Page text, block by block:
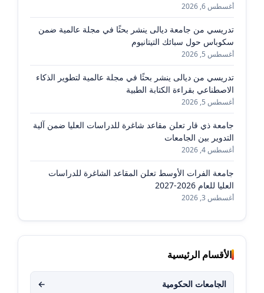
أغسطس 6, 2026
تدريسي من جامعة ديالى ينشر بحثًا في مجلة عالمية ضمن
سكوباس حول سبائك التيتانيوم
أغسطس 5, 2026
تدريسي من ديالى ينشر بحثًا في مجلة عالمية لتطوير الذكاء
الاصطناعي بقراءة الكتابة الطبية
أغسطس 5, 2026
جامعة ذي قار تعلن مقاعد شاغرة للدراسات العليا ضمن آلية
التدوير بين الجامعات
أغسطس 4, 2026
جامعة الفرات الأوسط تعلن المقاعد الشاغرة للدراسات
العليا للعام 2026-2027
أغسطس 3, 2026
الأقسام الرئيسية
الجامعات الحكومية ←